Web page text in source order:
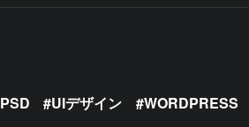
PSD UIデザイン WORDPRESS